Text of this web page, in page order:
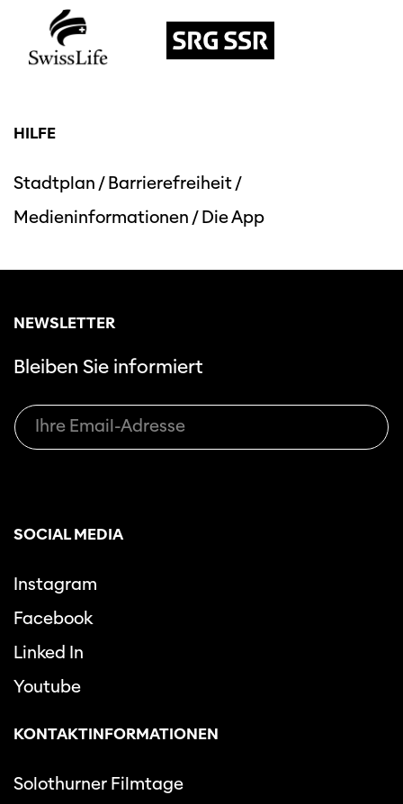
HILFE
Stadtplan /Barrierefreiheit/
Medieninformationen /Die App
NEWSLETTER
Bleiben Sie informiert
SOCIAL MEDIA
Instagram
Facebook
Linked In
Youtube
KONTAKTINFORMATIONEN
Solothurner Filmtage